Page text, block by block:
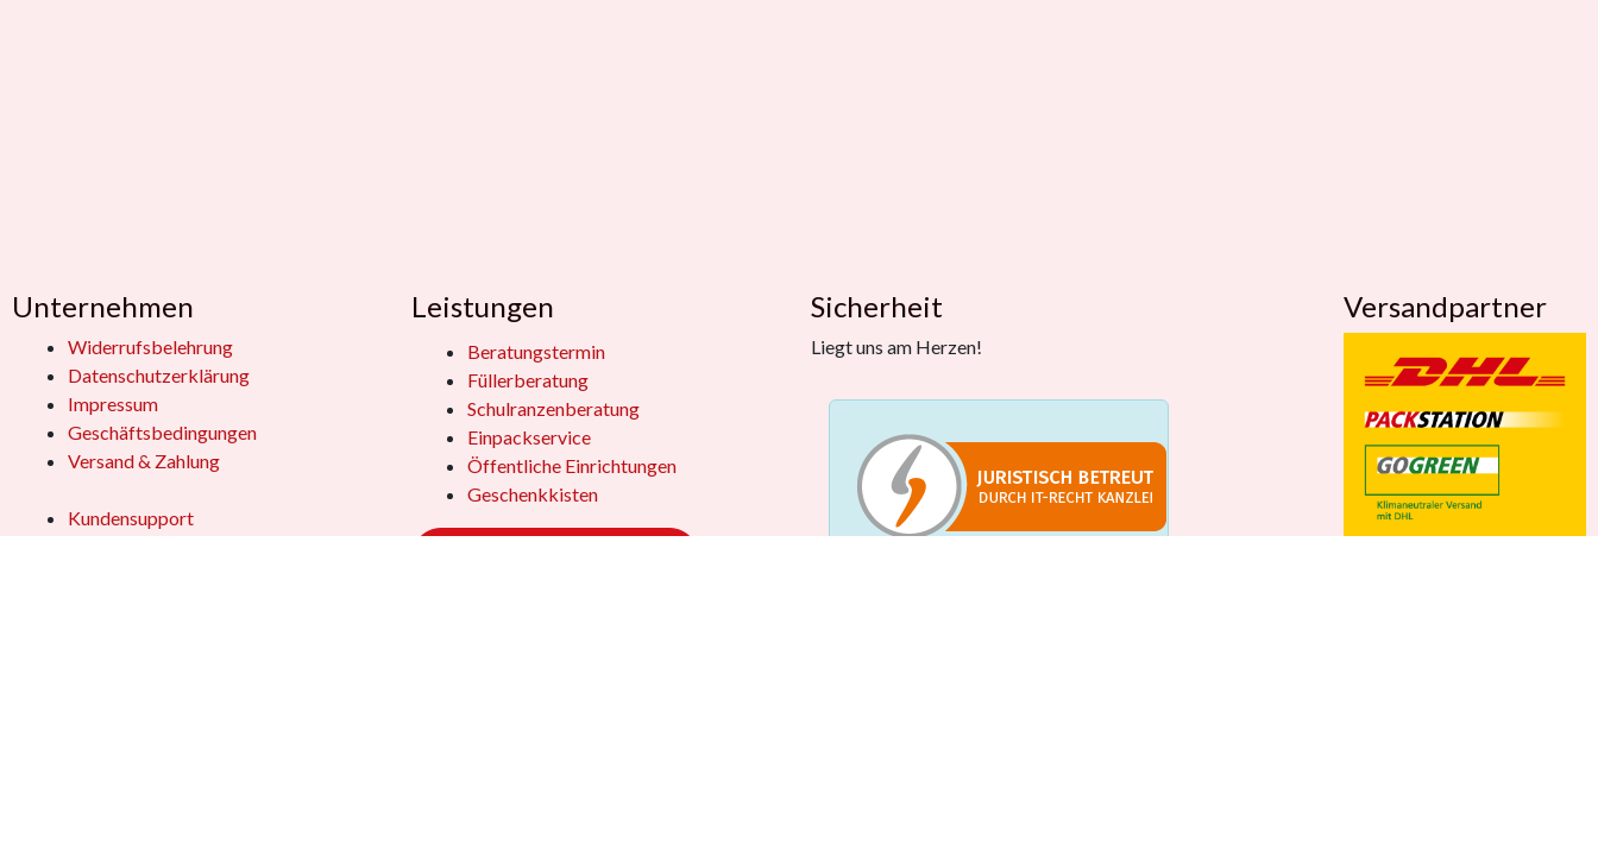
Unternehmen
Widerrufsbelehrung
Datenschutzerklärung
Impressum
Geschäftsbedingungen
Versand & Zahlung
Kundensupport
Versandpartner
Sicherheit
Liegt uns am Herzen!
Leistungen
Beratungstermin
Füllerberatung
Schulranzenberatung
Einpackservice
Öffentliche Einrichtungen
Geschenkkisten